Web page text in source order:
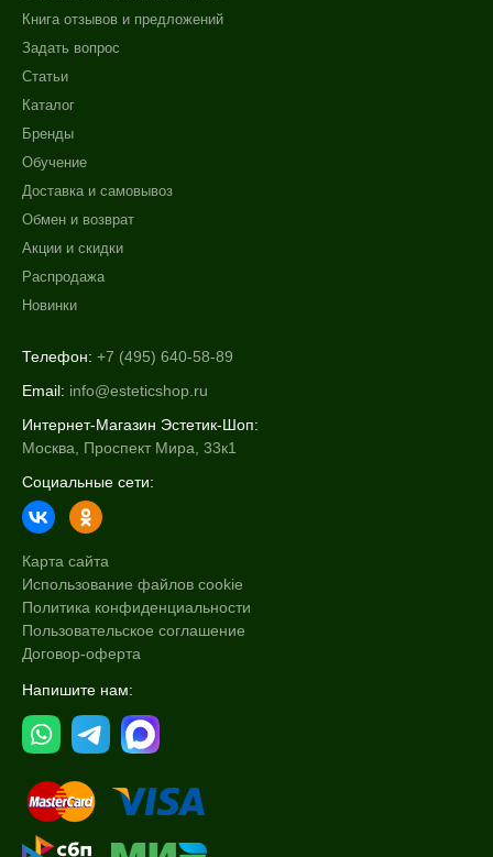
Книга отзывов и предложений
Задать вопрос
Статьи
Каталог
Бренды
Обучение
Доставка и самовывоз
Обмен и возврат
Акции и скидки
Распродажа
Новинки
Телефон: +7 (495) 640-58-89
Email: info@esteticshop.ru
Интернет-Магазин Эстетик-Шоп:
Москва, Проспект Мира, 33к1
Социальные сети:
Карта сайта
Использование файлов cookie
Политика конфиденциальности
Пользовательское соглашение
Договор-оферта
Напишите нам: